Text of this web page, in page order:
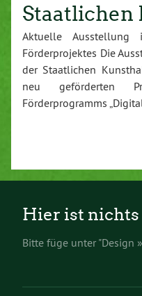
Staatlichen
Aktuelle Ausstellung
Förderprojektes Die
der Staatlichen
neu geförderten
Förderprogramms
Hier ist nichts
Bitte füge unter "Design